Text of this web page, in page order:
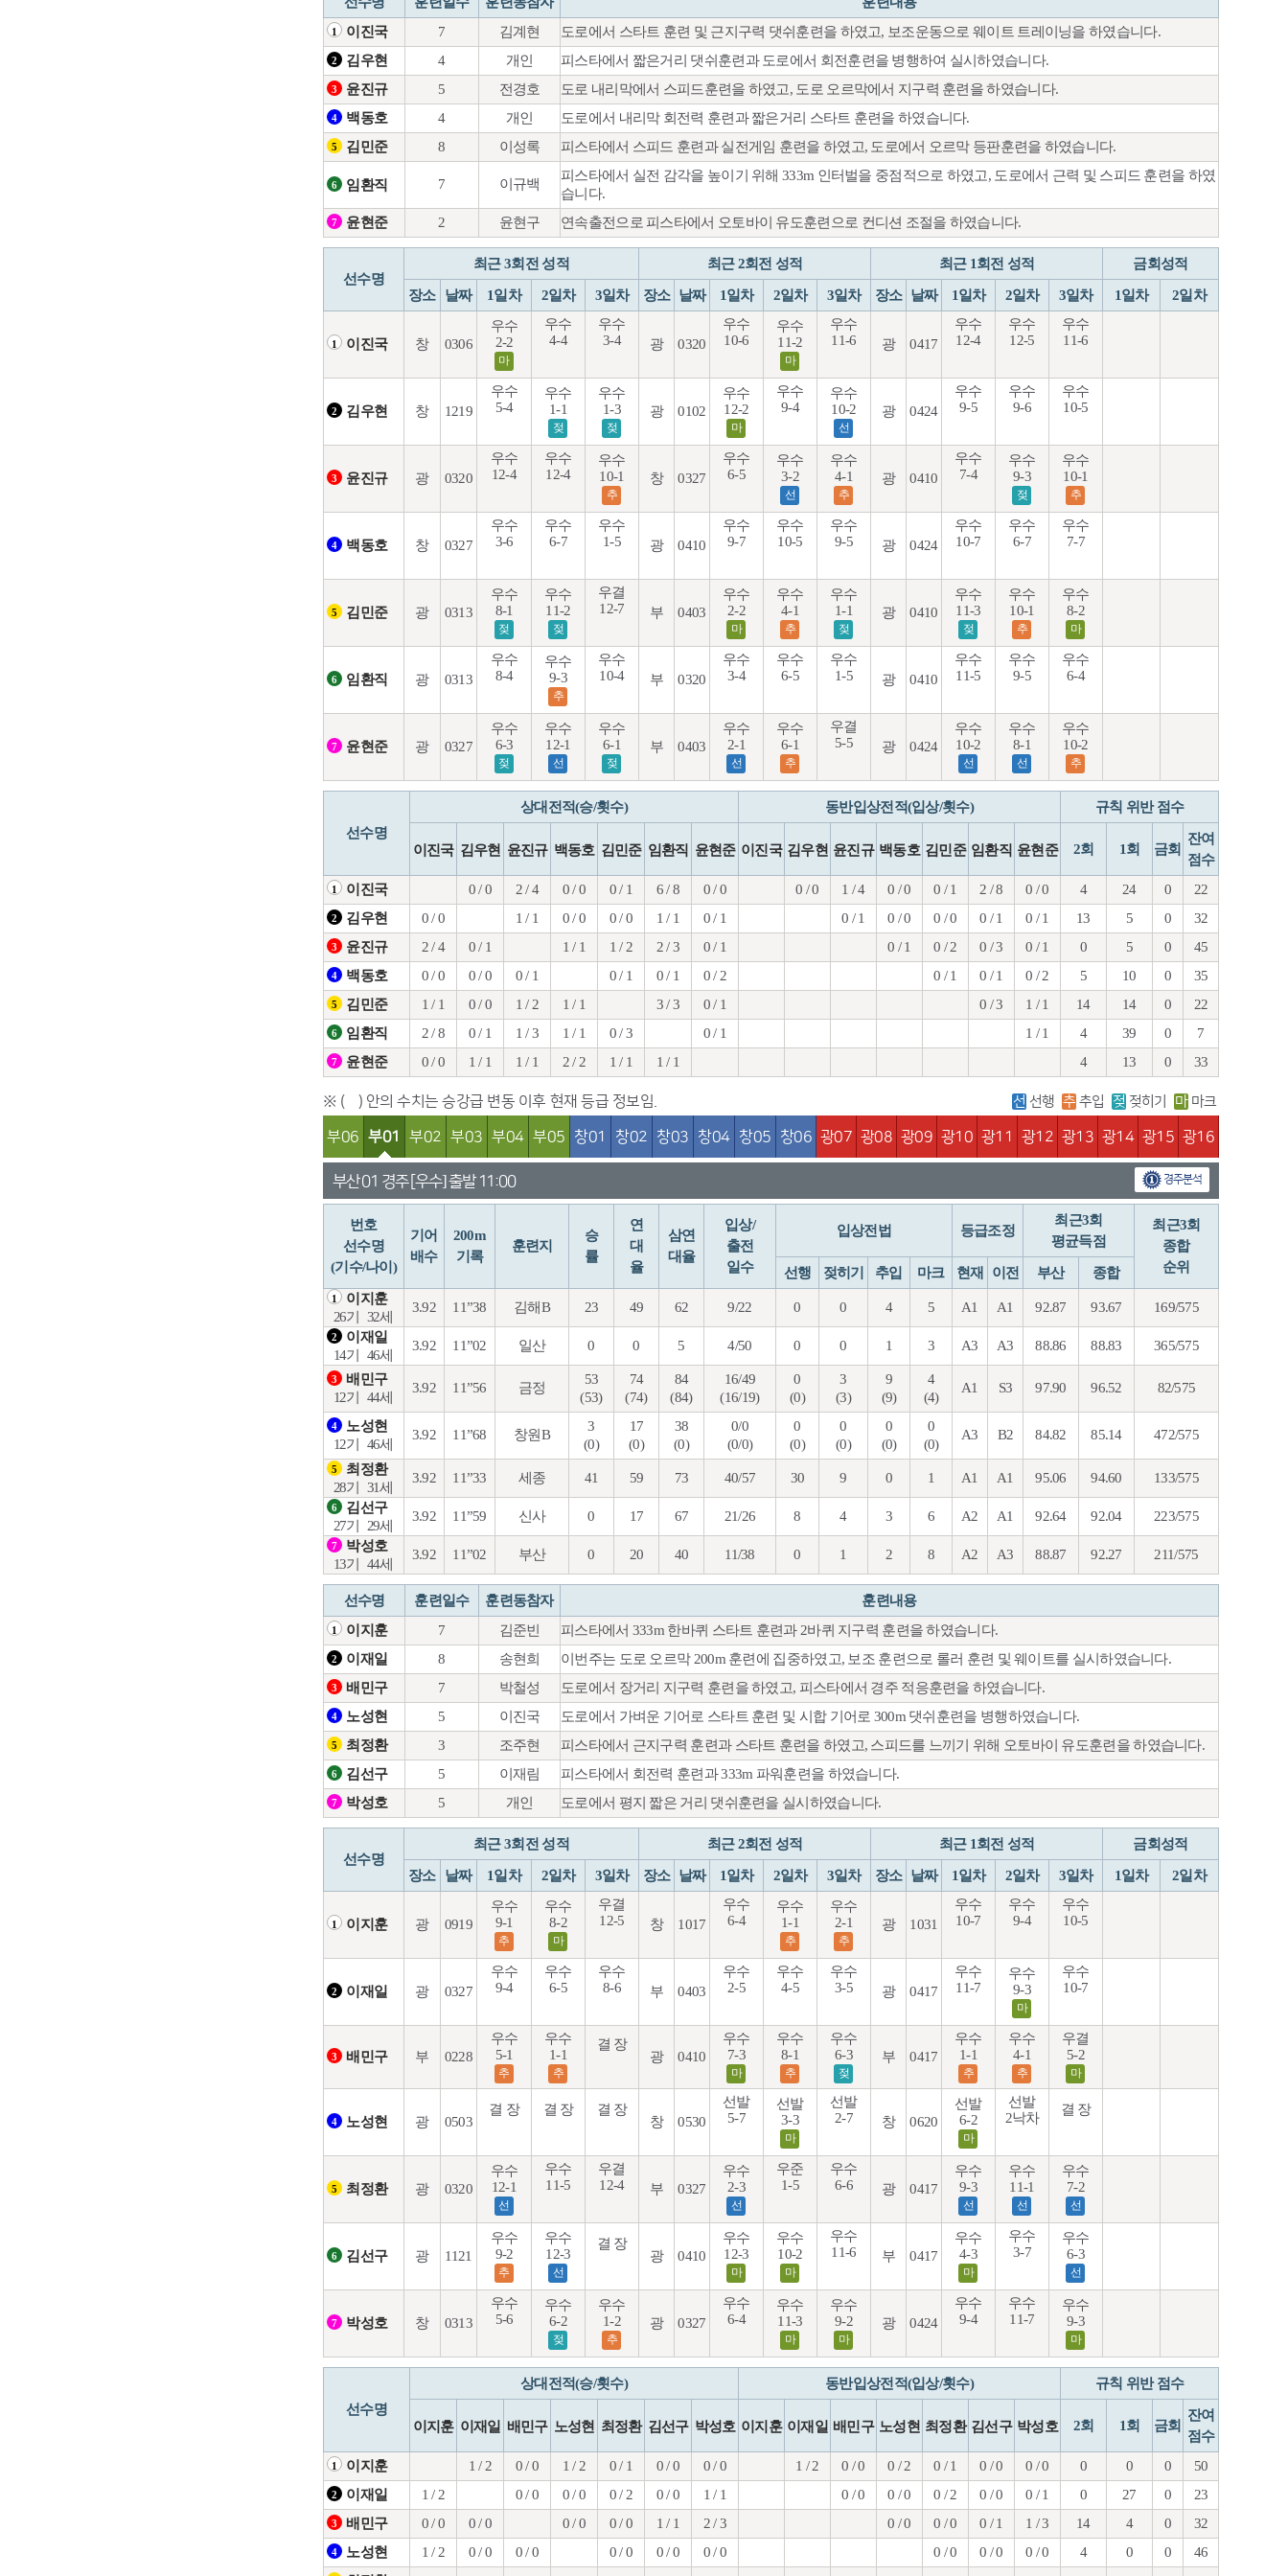
1 이진국 7 김계현 도로에서 스타트 훈련 및 근지구력 댓쉬훈련을 하였고, 보조운동으로 웨이트 트레이닝을 하였습니다.
2 김우현 4 개인 피스타에서 짧은거리 댓쉬훈련과 도로에서 회전훈련을 병행하여 실시하였습니다.
3 윤진규 5 전경호 도로 내리막에서 스피드훈련을 하였고, 도로 오르막에서 지구력 훈련을 하였습니다.
4 백동호 4 개인 도로에서 내리막 회전력 훈련과 짧은거리 스타트 훈련을 하였습니다.
5 김민준 8 이성록 피스타에서 스피드 훈련과 실전게임 훈련을 하였고, 도로에서 오르막 등판훈련을 하였습니다.
6 임환직 7 이규백
피스타에서 실전 감각을 높이기 위해 333m 인터벌을 중점적으로 하였고, 도로에서 근력 및 스피드 훈련을 하였
습니다.
7 윤현준 2 윤현구 연속출전으로 피스타에서 오토바이 유도훈련으로 컨디션 조절을 하였습니다.
선수명
최근 3회전 성적 최근 2회전 성적 최근 1회전 성적 금회성적
장소 날짜 1일차 2일차 3일차 장소 날짜 1일차 2일차 3일차 장소 날짜 1일차 2일차 3일차 1일차 2일차
1 이진국 창 0306
우수
2-2
마
우수
4-4
우수
3-4
광 0320
우수
10-6
우수
11-2
마
우수
11-6
광 0417
우수
12-4
우수
12-5
우수
11-6
2 김우현 창 1219
우수
5-4
우수
1-1
젖
우수
1-3
젖
광 0102
우수
12-2
마
우수
9-4
우수
10-2
선
광 0424
우수
9-5
우수
9-6
우수
10-5
3 윤진규 광 0320
우수
12-4
우수
12-4
우수
10-1
추
창 0327
우수
6-5
우수
3-2
선
우수
4-1
추
광 0410
우수
7-4
우수
9-3
젖
우수
10-1
추
4 백동호 창 0327
우수
3-6
우수
6-7
우수
1-5
광 0410
우수
9-7
우수
10-5
우수
9-5
광 0424
우수
10-7
우수
6-7
우수
7-7
5 김민준 광 0313
우수
8-1
젖
우수
11-2
젖
우결
12-7
부 0403
우수
2-2
마
우수
4-1
추
우수
1-1
젖
광 0410
우수
11-3
젖
우수
10-1
추
우수
8-2
마
6 임환직 광 0313
우수
8-4
우수
9-3
추
우수
10-4
부 0320
우수
3-4
우수
6-5
우수
1-5
광 0410
우수
11-5
우수
9-5
우수
6-4
7 윤현준 광 0327
우수
6-3
젖
우수
12-1
선
우수
6-1
젖
부 0403
우수
2-1
선
우수
6-1
추
우결
5-5
광 0424
우수
10-2
선
우수
8-1
선
우수
10-2
추
선수명
상대전적(승/횟수) 동반입상전적(입상/횟수) 규칙 위반 점수
이진국 김우현 윤진규 백동호 김민준 임환직 윤현준 이진국 김우현 윤진규 백동호 김민준 임환직 윤현준 2회 1회 금회
잔여
점수
1 이진국 0 / 0 2 / 4 0 / 0 0 / 1 6 / 8 0 / 0 0 / 0 1 / 4 0 / 0 0 / 1 2 / 8 0 / 0 4 24 0 22
2 김우현 0 / 0 1 / 1 0 / 0 0 / 0 1 / 1 0 / 1 0 / 1 0 / 0 0 / 0 0 / 1 0 / 1 13 5 0 32
3 윤진규 2 / 4 0 / 1 1 / 1 1 / 2 2 / 3 0 / 1 0 / 1 0 / 2 0 / 3 0 / 1 0 5 0 45
4 백동호 0 / 0 0 / 0 0 / 1 0 / 1 0 / 1 0 / 2 0 / 1 0 / 1 0 / 2 5 10 0 35
5 김민준 1 / 1 0 / 0 1 / 2 1 / 1 3 / 3 0 / 1 0 / 3 1 / 1 14 14 0 22
6 임환직 2 / 8 0 / 1 1 / 3 1 / 1 0 / 3 0 / 1 1 / 1 4 39 0 7
7 윤현준 0 / 0 1 / 1 1 / 1 2 / 2 1 / 1 1 / 1 4 13 0 33
※ ( ) 안의 수치는 승강급 변동 이후 현재 등급 정보임. 선 선행 추 추입 젖 젖히기 마 마크
부06 부01 부02 부03 부04 부05 창01 창02 창03 창04 창05 창06 광07 광08 광09 광10 광11 광12 광13 광14 광15 광16
부산 01 경주 [우수] 출발 11:00 경주분석
번호
선수명
(기수/나이)
기어
배수
200m
기록
훈련지
승
률
연
대
율
삼연
대율
입상/
출전
일수
입상전법 등급조정
최근3회
평균득점
최근3회
종합
순위
선행 젖히기 추입 마크 현재 이전 부산 종합
1
이지훈
26기
32세
3.92 11”38 김해B 23 49 62 9/22 0 0 4 5 A1 A1 92.87 93.67 169/575
2
이재일
14기
46세
3.92 11”02 일산 0 0 5 4/50 0 0 1 3 A3 A3 88.86 88.83 365/575
3
배민구
12기
44세
3.92 11”56 금정
53
(53)
74
(74)
84
(84)
16/49
(16/19)
0
(0)
3
(3)
9
(9)
4
(4)
A1 S3 97.90 96.52 82/575
4
노성현
12기
46세
3.92 11”68 창원B
3
(0)
17
(0)
38
(0)
0/0
(0/0)
0
(0)
0
(0)
0
(0)
0
(0)
A3 B2 84.82 85.14 472/575
5
최정환
28기
31세
3.92 11”33 세종 41 59 73 40/57 30 9 0 1 A1 A1 95.06 94.60 133/575
6
김선구
27기
29세
3.92 11”59 신사 0 17 67 21/26 8 4 3 6 A2 A1 92.64 92.04 223/575
7
박성호
13기
44세
3.92 11”02 부산 0 20 40 11/38 0 1 2 8 A2 A3 88.87 92.27 211/575
선수명 훈련일수 훈련동참자 훈련내용
1 이지훈 7 김준빈 피스타에서 333m 한바퀴 스타트 훈련과 2바퀴 지구력 훈련을 하였습니다.
2 이재일 8 송현희 이번주는 도로 오르막 200m 훈련에 집중하였고, 보조 훈련으로 롤러 훈련 및 웨이트를 실시하였습니다.
3 배민구 7 박철성 도로에서 장거리 지구력 훈련을 하였고, 피스타에서 경주 적응훈련을 하였습니다.
4 노성현 5 이진국 도로에서 가벼운 기어로 스타트 훈련 및 시합 기어로 300m 댓쉬훈련을 병행하였습니다.
5 최정환 3 조주현 피스타에서 근지구력 훈련과 스타트 훈련을 하였고, 스피드를 느끼기 위해 오토바이 유도훈련을 하였습니다.
6 김선구 5 이재림 피스타에서 회전력 훈련과 333m 파워훈련을 하였습니다.
7 박성호 5 개인 도로에서 평지 짧은 거리 댓쉬훈련을 실시하였습니다.
선수명
최근 3회전 성적 최근 2회전 성적 최근 1회전 성적 금회성적
장소 날짜 1일차 2일차 3일차 장소 날짜 1일차 2일차 3일차 장소 날짜 1일차 2일차 3일차 1일차 2일차
1 이지훈 광 0919
우수
9-1
추
우수
8-2
마
우결
12-5
창 1017
우수
6-4
우수
1-1
추
우수
2-1
추
광 1031
우수
10-7
우수
9-4
우수
10-5
2 이재일 광 0327
우수
9-4
우수
6-5
우수
8-6
부 0403
우수
2-5
우수
4-5
우수
3-5
광 0417
우수
11-7
우수
9-3
마
우수
10-7
3 배민구 부 0228
우수
5-1
추
우수
1-1
추
결 장
광
0410
우수
7-3
마
우수
8-1
추
우수
6-3
젖
부 0417
우수
1-1
추
우수
4-1
추
우결
5-2
마
4 노성현 광 0503
결 장 결 장
결 장
창
0530
선발
5-7
선발
3-3
마
선발
2-7
창 0620
선발
6-2
마
선발
2낙차
결 장
5 최정환 광 0320
우수
12-1
선
우수
11-5
우결
12-4
부 0327
우수
2-3
선
우준
1-5
우수
6-6
광 0417
우수
9-3
선
우수
11-1
선
우수
7-2
선
6 김선구 광 1121
우수
9-2
추
우수
12-3
선
결 장
광
0410
우수
12-3
마
우수
10-2
마
우수
11-6
부 0417
우수
4-3
마
우수
3-7
우수
6-3
선
7 박성호 창 0313
우수
5-6
우수
6-2
젖
우수
1-2
추
광 0327
우수
6-4
우수
11-3
마
우수
9-2
마
광 0424
우수
9-4
우수
11-7
우수
9-3
마
선수명
상대전적(승/횟수) 동반입상전적(입상/횟수) 규칙 위반 점수
이지훈 이재일 배민구 노성현 최정환 김선구 박성호 이지훈 이재일 배민구 노성현 최정환 김선구 박성호 2회 1회 금회
잔여
점수
1 이지훈 1 / 2 0 / 0 1 / 2 0 / 1 0 / 0 0 / 0 1 / 2 0 / 0 0 / 2 0 / 1 0 / 0 0 / 0 0 0 0 50
2 이재일 1 / 2 0 / 0 0 / 0 0 / 2 0 / 0 1 / 1 0 / 0 0 / 0 0 / 2 0 / 0 0 / 1 0 27 0 23
3 배민구 0 / 0 0 / 0 0 / 0 0 / 0 1 / 1 2 / 3 0 / 0 0 / 0 0 / 1 1 / 3 14 4 0 32
4 노성현 1 / 2 0 / 0 0 / 0 0 / 0 0 / 0 0 / 0 0 / 0 0 / 0 0 / 0 4 0 0 46